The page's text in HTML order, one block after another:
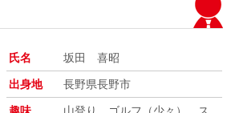
氏名 坂田 喜昭
出身地 長野県長野市